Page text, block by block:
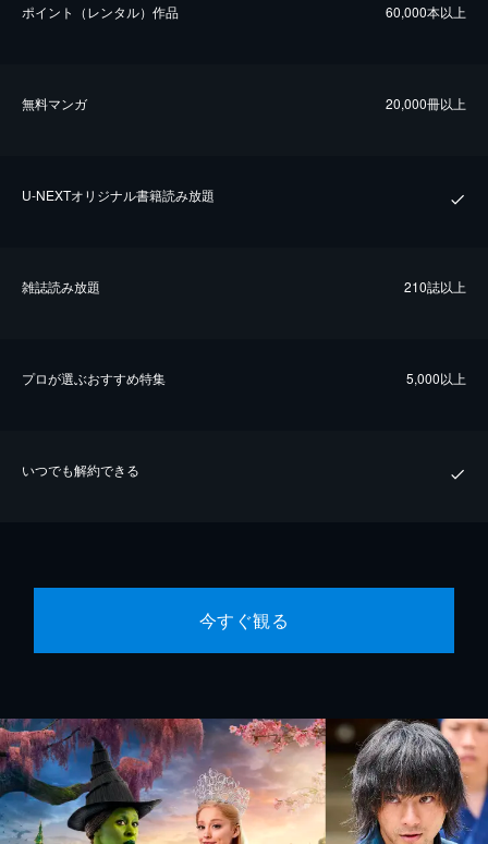
ポイント（レンタル）作品 60,000本以上
無料マンガ 20,000冊以上
U-NEXTオリジナル書籍読み放題
雑誌読み放題 210誌以上
プロが選ぶおすすめ特集 5,000以上
いつでも解約できる
今すぐ観る